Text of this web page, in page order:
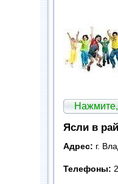
Ясли в
Адрес: г.
Телефоны: